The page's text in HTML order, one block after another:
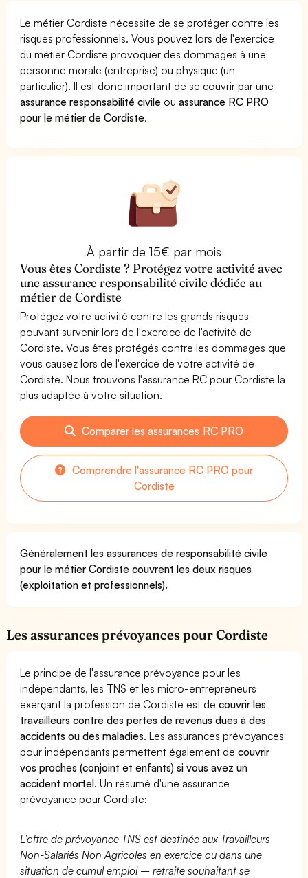
Le métier Cordiste nécessite de se protéger contre les
risques professionnels. Vous pouvez lors de l'exercice
du métier Cordiste provoquer des dommages à une
personne morale (entreprise) ou physique (un
particulier). Il est donc important de se couvrir par une
assurance responsabilité civile ouassurance RC PRO
pour le métier de Cordiste.
À partir de 15€ par mois
Vous êtes Cordiste ? Protégez votre activité avec
une assurance responsabilité civile dédiée au
métier de Cordiste
Protégez votre activité contre les grands risques
pouvant survenir lors de l'exercice de l'activité de
Cordiste. Vous êtes protégés contre les dommages que
vous causez lors de l'exercice de votre activité de
Cordiste. Nous trouvons l'assurance RC pour Cordiste la
plus adaptée à votre situation.
Comparer les assurances RC PRO
Comprendre l'assurance RC PRO pour
Cordiste
Généralement les assurances de responsabilité civile
pour le métier Cordiste couvrent les deux risques
(exploitation et professionnels).
Les assurances prévoyances pour Cordiste
Le principe de l'assurance prévoyance pour les
indépendants, les TNS et les micro-entrepreneurs
exerçant la profession de Cordiste est decouvrir les
travailleurs contre des pertes de revenus dues à des
accidents ou des maladies. Les assurances prévoyances
pour indépendants permettent également decouvrir
vos proches (conjoint et enfants) si vous avez un
accident mortel. Un résumé d'une assurance
prévoyance pour Cordiste:
L’offre de prévoyance TNS est destinée aux Travailleurs
Non-Salariés Non Agricoles en exercice ou dans une
situation de cumul emploi – retraite souhaitant se